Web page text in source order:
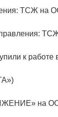
ТСЖ
к работе
на